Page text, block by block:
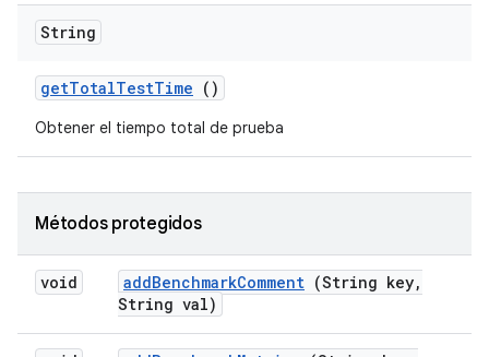
String
getTotalTestTime ()
Obtener el tiempo total de prueba
Métodos protegidos
void addBenchmarkComment (String key,
String val)